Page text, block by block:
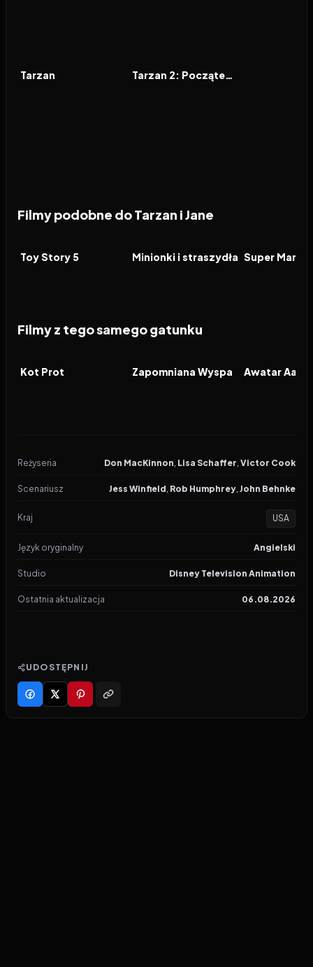
FILM
Tarzan FILM Tarzan 2: Początek legendy
Filmy podobne do Tarzan i Jane
FILM
Toy Story 5 FILM
Minionki i straszydła FILM
Filmy z tego samego gatunku
FILM
Kot Prot FILM
Zapomniana Wyspa FILM
Reżyseria Don MacKinnon, Lisa Schaffer, Victor Cook
Scenariusz Jess Winfield, Rob Humphrey, John Behnke
Kraj USA
Język oryginalny Angielski
Studio Disney Television Animation
Ostatnia aktualizacja 06.08.2026
UDOSTĘPNIJ